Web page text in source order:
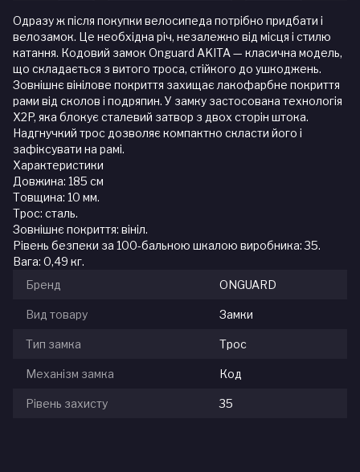
Одразу ж після покупки велосипеда потрібно придбати і
велозамок. Це необхідна річ, незалежно від місця і стилю
катання. Кодовий замок Onguard AKITA — класична модель,
що складається з витого троса, стійкого до ушкоджень.
Зовнішнє вінілове покриття захищає лакофарбне покриття
рами від сколов і подряпин. У замку застосована технологія
X2P, яка блокує сталевий затвор з двох сторін штока.
Надгнучкий трос дозволяє компактно скласти його і
зафіксувати на рамі.
Характеристики
Довжина: 185 см
Товщина: 10 мм.
Трос: сталь.
Зовнішнє покриття: вініл.
Рівень безпеки за 100-бальною шкалою виробника: 35.
Вага: 0,49 кг.
Бренд
ONGUARD
Вид товару Замки
Тип замка Трос
Механізм замка Код
Рівень захисту 35